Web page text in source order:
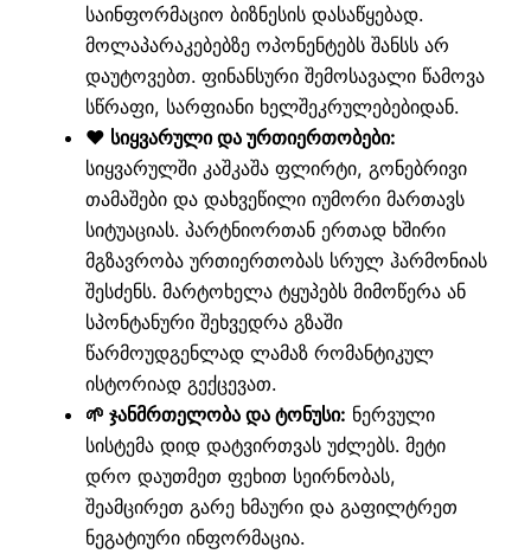
საინფორმაციო ბიზნესის დასაწყებად.
მოლაპარაკებებზე ოპონენტებს შანსს არ
დაუტოვებთ. ფინანსური შემოსავალი წამოვა
სწრაფი, სარფიანი ხელშეკრულებებიდან.
❤️ სიყვარული და ურთიერთობები:
სიყვარულში კაშკაშა ფლირტი, გონებრივი
თამაშები და დახვეწილი იუმორი მართავს
სიტუაციას. პარტნიორთან ერთად ხშირი
მგზავრობა ურთიერთობას სრულ ჰარმონიას
შესძენს. მარტოხელა ტყუპებს მიმოწერა ან
სპონტანური შეხვედრა გზაში
წარმოუდგენლად ლამაზ რომანტიკულ
ისტორიად გექცევათ.
🌱 ჯანმრთელობა და ტონუსი: ნერვული
სისტემა დიდ დატვირთვას უძლებს. მეტი
დრო დაუთმეთ ფეხით სეირნობას,
შეამცირეთ გარე ხმაური და გაფილტრეთ
ნეგატიური ინფორმაცია.